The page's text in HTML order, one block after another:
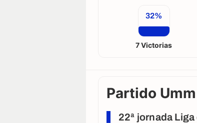
32%
7 Victorias
Partido
22ª jornada